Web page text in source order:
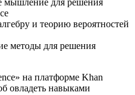
мышление для решения
и теорию вероятностей
методы для решения
на платформе Khan
овладеть навыками